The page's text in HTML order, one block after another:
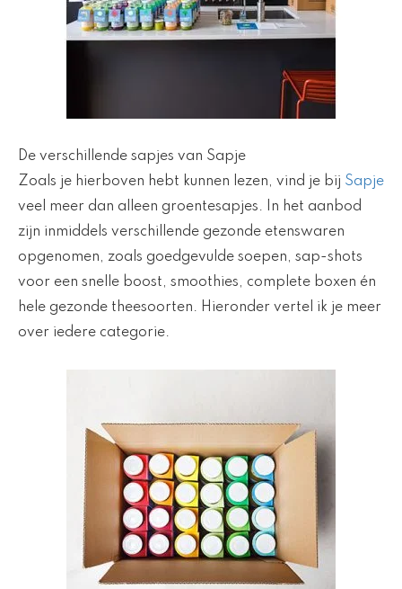
De verschillende sapjes van Sapje
Zoals je hierboven hebt kunnen lezen, vind je bij Sapje
veel meer dan alleen groentesapjes. In het aanbod
zijn inmiddels verschillende gezonde etenswaren
opgenomen, zoals goedgevulde soepen, sap-shots
voor een snelle boost, smoothies, complete boxen én
hele gezonde theesoorten. Hieronder vertel ik je meer
over iedere categorie.